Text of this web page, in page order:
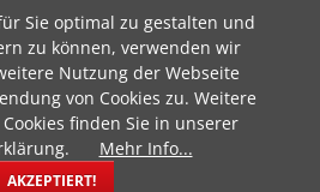
Sie optimal zu gestalten und
zu können, verwenden wir
Nutzung der Webseite
von Cookies zu. Weitere
finden Sie in unserer
Mehr Info...
AKZEPTIERT!